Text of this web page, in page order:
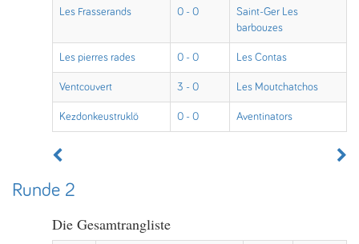
Les Frasserands 0 - 0
Saint-Ger Les
barbouzes
Les pierres rades 0 - 0 Les Contas
Ventcouvert 3 - 0 Les Moutchatchos
Kezdonkeustruklö 0 - 0 Aventinators
Runde 2
Die Gesamtrangliste